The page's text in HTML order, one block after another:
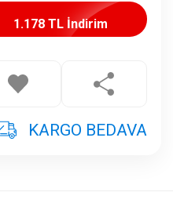
1.178 TL İndirim
KARGO BEDAVA